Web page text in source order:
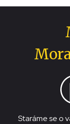
Staráme se o